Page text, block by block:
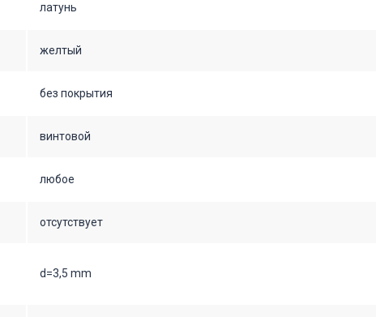
латунь
желтый
без покрытия
винтовой
любое
отсутствует
d=3,5 mm